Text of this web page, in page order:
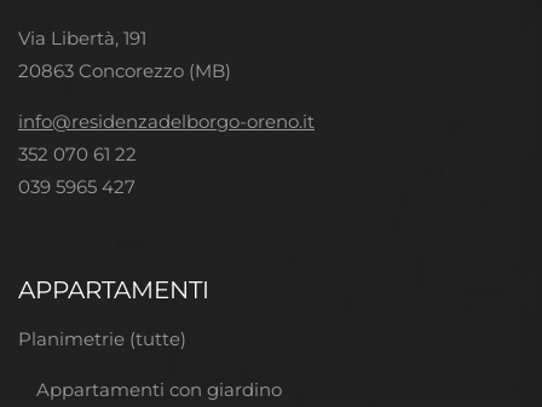
Via Libertà, 191
20863 Concorezzo (MB)
info@residenzadelborgo-oreno.it
352 070 61 22
039 5965 427
APPARTAMENTI
Planimetrie (tutte)
Appartamenti con giardino